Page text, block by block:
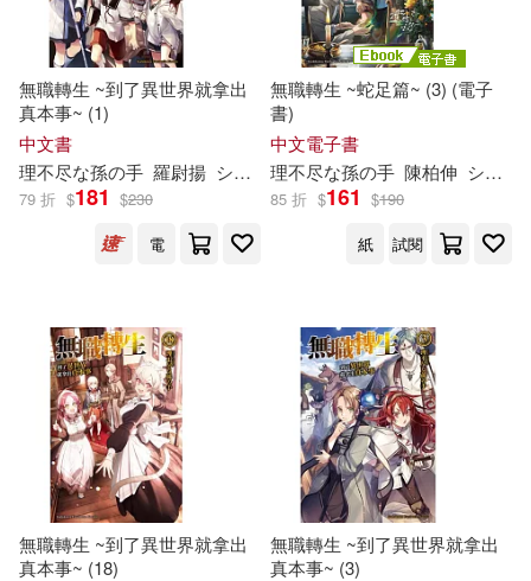
無職轉生 ~到了異世界就拿出
真本事~ (1)
中文書
理不尽な孫の手 羅尉揚 シロタカ
79 折 $181 $230
電
無職轉生 ~蛇足篇~ (3) (電子
書)
中文電子書
理不尽な孫の手 陳柏伸 シロタカ
85 折 $161 $190
紙
試閱
無職轉生 ~到了異世界就拿出
真本事~ (18)
無職轉生 ~到了異世界就拿出
真本事~ (3)